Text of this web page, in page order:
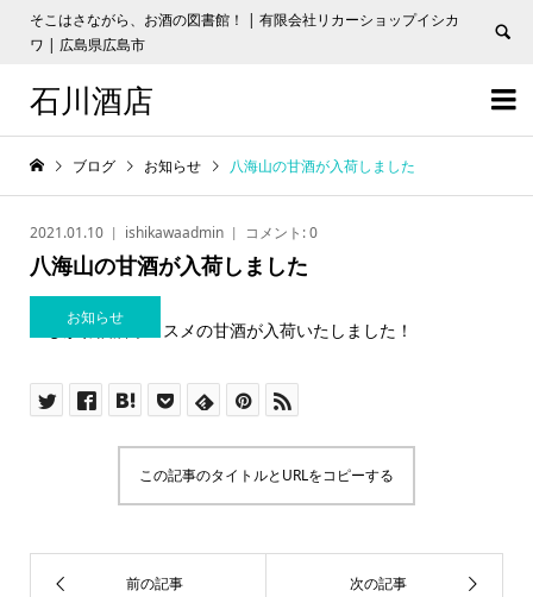
そこはさながら、お酒の図書館！ | 有限会社リカーショップイシカ
ワ | 広島県広島市

石川酒店 
ブログ お知らせ 八海山の甘酒が入荷しました
2021.01.10 ishikawaadmin コメント:0
八海山の甘酒が入荷しました
お知らせ
いしかわ酒店オススメの甘酒が入荷いたしました！
この記事のタイトルとURLをコピーする